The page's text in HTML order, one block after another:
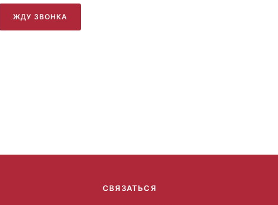
ЖДУ ЗВОНКА
СВЯЗАТЬСЯ